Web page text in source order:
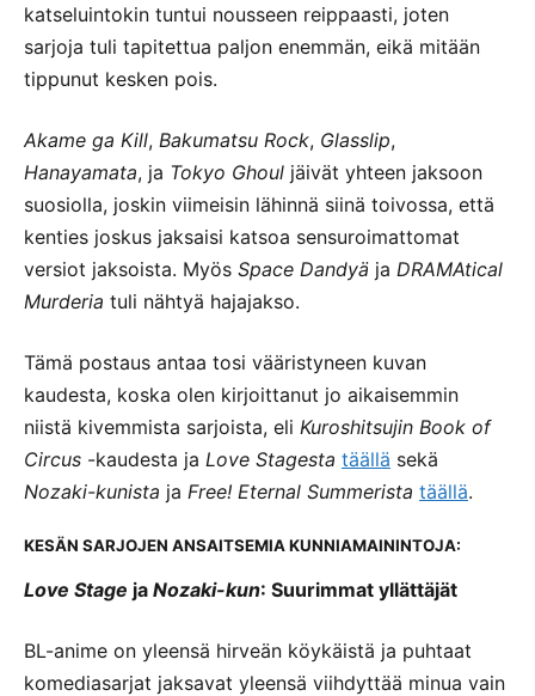
katseluintokin tuntui nousseen reippaasti, joten
sarjoja tuli tapitettua paljon enemmän, eikä mitään
tippunut kesken pois.
Akame ga Kill, Bakumatsu Rock, Glasslip,
Hanayamata, ja Tokyo Ghoul jäivät yhteen jaksoon
suosiolla, joskin viimeisin lähinnä siinä toivossa, että
kenties joskus jaksaisi katsoa sensuroimattomat
versiot jaksoista. Myös Space Dandyä ja DRAMAtical
Murderia tuli nähtyä hajajakso.
Tämä postaus antaa tosi vääristyneen kuvan
kaudesta, koska olen kirjoittanut jo aikaisemmin
niistä kivemmista sarjoista, eli Kuroshitsujin Book of
Circus -kaudesta ja Love Stagesta täällä sekä
Nozaki-kunista ja Free! Eternal Summerista täällä.
KESÄN SARJOJEN ANSAITSEMIA KUNNIAMAININTOJA:
Love Stage ja Nozaki-kun: Suurimmat yllättäjät
BL-anime on yleensä hirveän köykäistä ja puhtaat
komediasarjat jaksavat yleensä viihdyttää minua vain